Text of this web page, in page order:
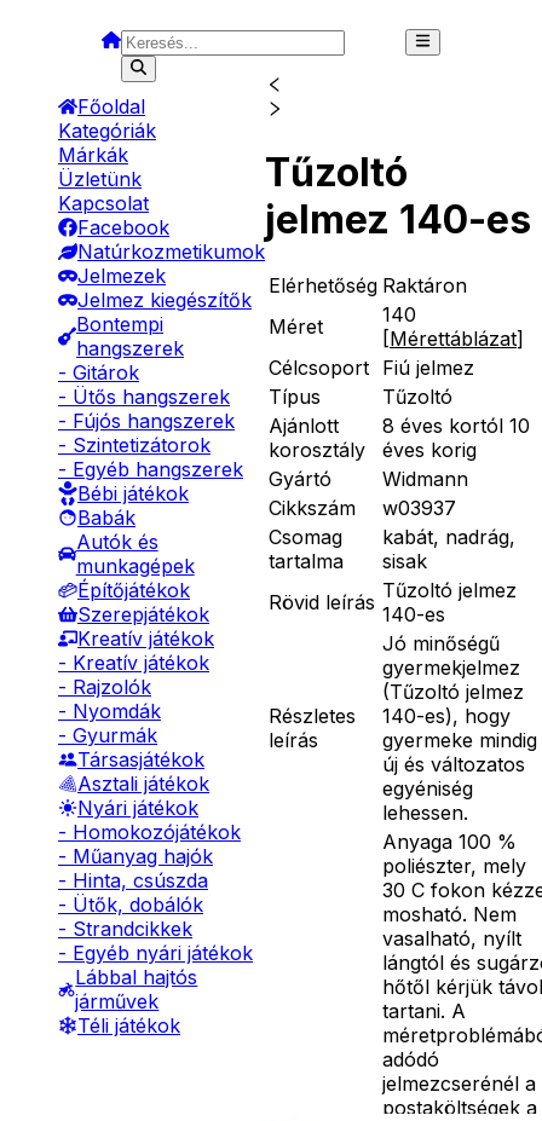
Főoldal
Kategóriák
Márkák
Üzletünk
Kapcsolat
Facebook
Natúrkozmetikumok
Jelmezek
Jelmez kiegészítők
Bontempi
hangszerek
- Gitárok
- Ütős hangszerek
- Fújós hangszerek
- Szintetizátorok
- Egyéb hangszerek
Bébi játékok
Babák
Autók és
munkagépek
Építőjátékok
Szerepjátékok
Kreatív játékok
- Kreatív játékok
- Rajzolók
- Nyomdák
- Gyurmák
Társasjátékok
Asztali játékok
Nyári játékok
- Homokozójátékok
- Műanyag hajók
- Hinta, csúszda
- Ütők, dobálók
- Strandcikkek
- Egyéb nyári játékok
Lábbal hajtós
járművek
Téli játékok
Tűzoltó
jelmez 140-es
Elérhetőség Raktáron
Méret
140
[Mérettáblázat]
Célcsoport Fiú jelmez
Típus
Tűzoltó
Ajánlott
korosztály
8 éves kortól 10
éves korig
Gyártó
Widmann
Cikkszám
w03937
Csomag
tartalma
kabát, nadrág,
sisak
Rövid leírás Tűzoltó jelmez
140-es
Részletes
leírás
Jó minőségű
gyermekjelmez
(Tűzoltó jelmez
140-es), hogy
gyermeke mindig
új és változatos
egyéniség
lehessen.
Anyaga 100 %
poliészter, mely
30 C fokon
mosható. Nem
vasalható, nyílt
lángtól és
hőtől kérjük távol
tartani. A
adódó
jelmezcserénél a
postaköltségek a